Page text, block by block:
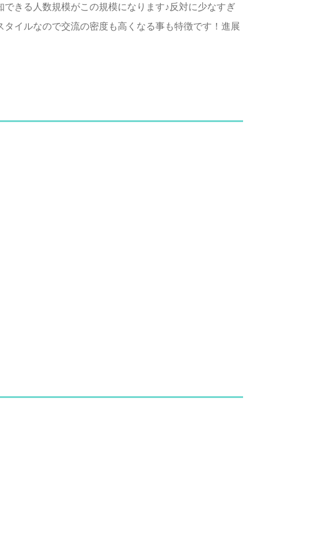
きる人数規模がこの規模になります♪反対に少なすぎ
イルなので交流の密度も高くなる事も特徴です！進展